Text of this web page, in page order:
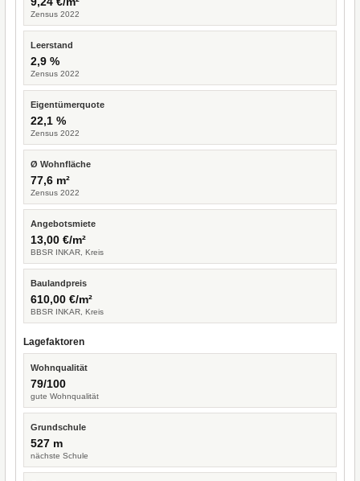
Zensus 2022
Leerstand
2,9 %
Zensus 2022
Eigentümerquote
22,1 %
Zensus 2022
Ø Wohnfläche
77,6 m²
Zensus 2022
Angebotsmiete
13,00 €/m²
BBSR INKAR, Kreis
Baulandpreis
610,00 €/m²
BBSR INKAR, Kreis
Lagefaktoren
Wohnqualität
79/100
gute Wohnqualität
Grundschule
527 m
nächste Schule